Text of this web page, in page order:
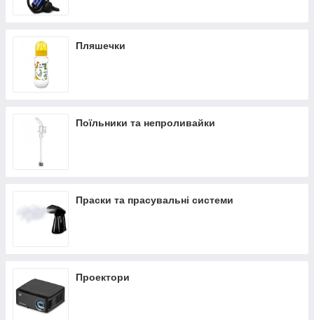
Пляшечки
Поїльники та непроливайки
Праски та прасувальні системи
Проектори